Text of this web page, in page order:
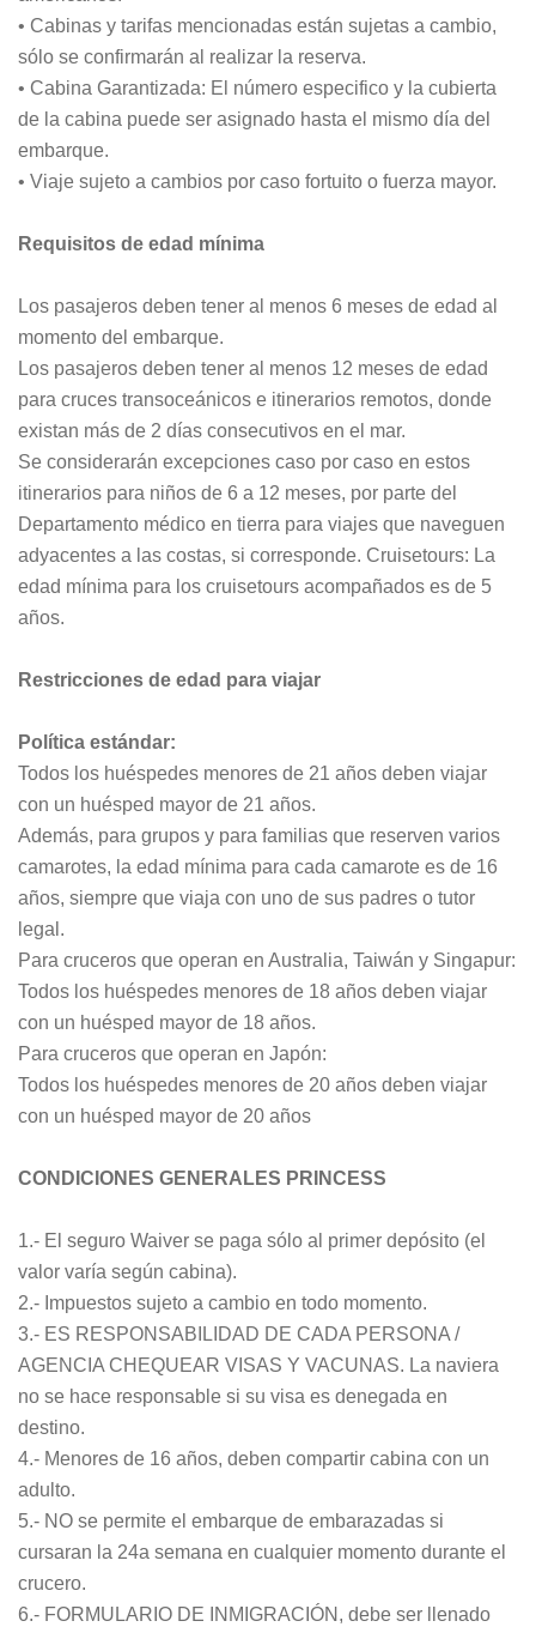
• Cabinas y tarifas mencionadas están sujetas a cambio,
sólo se confirmarán al realizar la reserva.
• Cabina Garantizada: El número especifico y la cubierta
de la cabina puede ser asignado hasta el mismo día del
embarque.
• Viaje sujeto a cambios por caso fortuito o fuerza mayor.
Requisitos de edad mínima
Los pasajeros deben tener al menos 6 meses de edad al
momento del embarque.
Los pasajeros deben tener al menos 12 meses de edad
para cruces transoceánicos e itinerarios remotos, donde
existan más de 2 días consecutivos en el mar.
Se considerarán excepciones caso por caso en estos
itinerarios para niños de 6 a 12 meses, por parte del
Departamento médico en tierra para viajes que naveguen
adyacentes a las costas, si corresponde. Cruisetours: La
edad mínima para los cruisetours acompañados es de 5
años.
Restricciones de edad para viajar
Política estándar:
Todos los huéspedes menores de 21 años deben viajar
con un huésped mayor de 21 años.
Además, para grupos y para familias que reserven varios
camarotes, la edad mínima para cada camarote es de 16
años, siempre que viaja con uno de sus padres o tutor
legal.
Para cruceros que operan en Australia, Taiwán y Singapur:
Todos los huéspedes menores de 18 años deben viajar
con un huésped mayor de 18 años.
Para cruceros que operan en Japón:
Todos los huéspedes menores de 20 años deben viajar
con un huésped mayor de 20 años
CONDICIONES GENERALES PRINCESS
1.- El seguro Waiver se paga sólo al primer depósito (el
valor varía según cabina).
2.- Impuestos sujeto a cambio en todo momento.
3.- ES RESPONSABILIDAD DE CADA PERSONA /
AGENCIA CHEQUEAR VISAS Y VACUNAS. La naviera
no se hace responsable si su visa es denegada en
destino.
4.- Menores de 16 años, deben compartir cabina con un
adulto.
5.- NO se permite el embarque de embarazadas si
cursaran la 24a semana en cualquier momento durante el
crucero.
6.- FORMULARIO DE INMIGRACIÓN, debe ser llenado